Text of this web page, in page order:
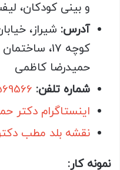
و بینی کودکان،
آدرس: شیراز،
حمیدرضا کاظمی
شماره تلفن:
اینستاگرام دکتر
نقشه بلد مطب
نمونه کار: